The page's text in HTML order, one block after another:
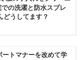
の洗濯と防水スプレ
どうしてます？
ートマナーを改めて学